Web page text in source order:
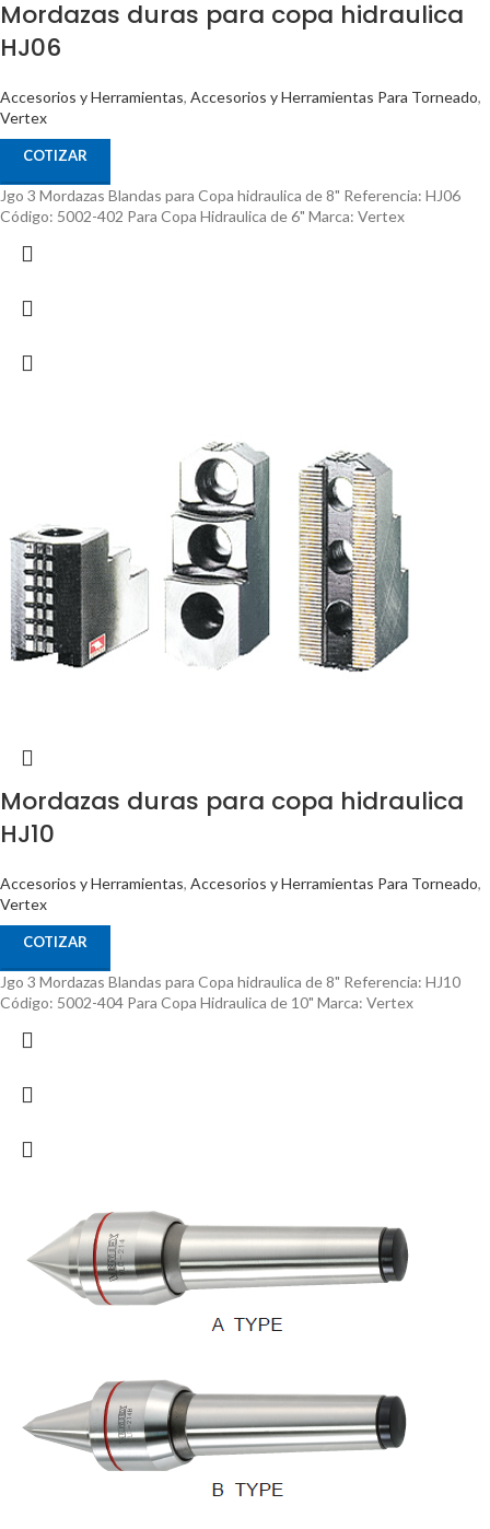
Mordazas duras para copa hidraulica
HJ06
Accesorios y Herramientas, Accesorios y Herramientas Para Torneado,
Vertex
COTIZAR
Jgo 3 Mordazas Blandas para Copa hidraulica de 8" Referencia: HJ06
Código: 5002-402 Para Copa Hidraulica de 6" Marca: Vertex
Mordazas duras para copa hidraulica
HJ10
Accesorios y Herramientas, Accesorios y Herramientas Para Torneado,
Vertex
COTIZAR
Jgo 3 Mordazas Blandas para Copa hidraulica de 8" Referencia: HJ10
Código: 5002-404 Para Copa Hidraulica de 10" Marca: Vertex